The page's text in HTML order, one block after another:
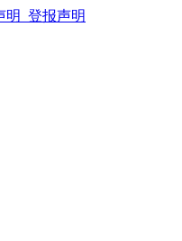
明_登报声明